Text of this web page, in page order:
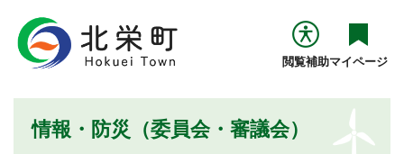
閲覧補助マイページ
情報・防災（委員会・審議会）